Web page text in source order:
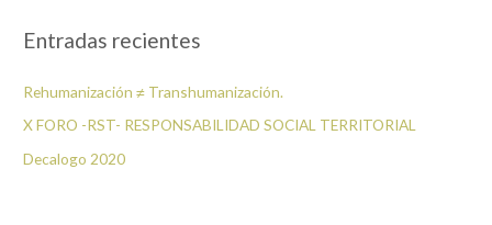
p
o
Entradas recientes
Rehumanización ≠ Transhumanización.
X FORO -RST- RESPONSABILIDAD SOCIAL TERRITORIAL
Decalogo 2020